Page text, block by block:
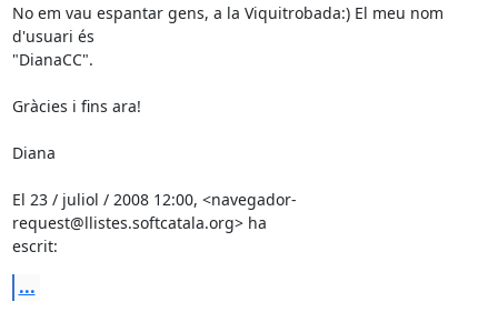
No em vau espantar gens, a la Viquitrobada:) El meu nom
d'usuari és
"DianaCC".
Gràcies i fins ara!
Diana
El 23 / juliol / 2008 12:00, <navegador-
request@llistes.softcatala.org> ha
escrit:
...